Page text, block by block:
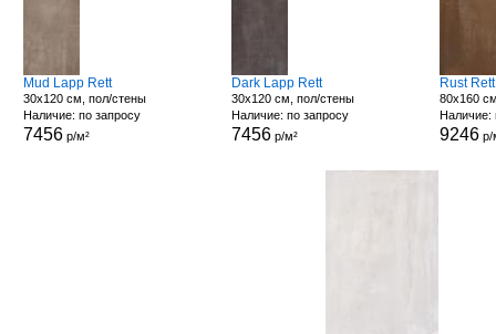
Mud Lapp Rett
30x120 см, пол/стены
Наличие: по запросу
7456р/м²
Dark Lapp Rett
30x120 см, пол/стены
Наличие: по запросу
7456 р/м²
Rust Rett
80x160
Наличие:
9246 р/